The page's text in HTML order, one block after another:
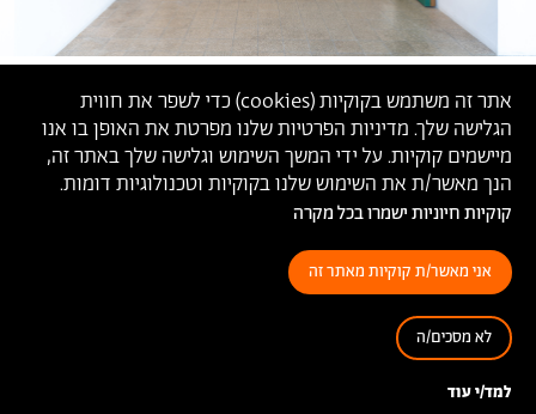
אתר זה משתמש בקוקיות (cookies) כדי לשפר את חווית
הגלישה שלך. מדיניות הפרטיות שלנו מפרטת את האופן בו אנו
מיישמים קוקיות. על ידי המשך השימוש וגלישה שלך באתר זה,
הנך מאשר/ת את השימוש שלנו בקוקיות וטכנולוגיות דומות.
קוקיות חיוניות ישמרו בכל מקרה
אני מאשר/ת קוקיות מאתר זה
לא מסכים/ה
למד/י עוד
מיכאל בק,'אדם דרך מיתר', 2021 (צילום: דניאל חנוך)